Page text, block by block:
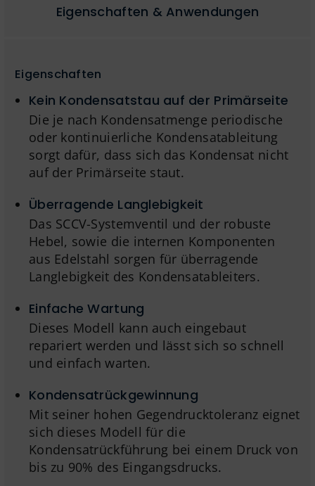
Eigenschaften & Anwendungen
Eigenschaften
Kein Kondensatstau auf der Primärseite
Die je nach Kondensatmenge periodische
oder kontinuierliche Kondensatableitung
sorgt dafür, dass sich das Kondensat nicht
auf der Primärseite staut.
Überragende Langlebigkeit
Das SCCV-Systemventil und der robuste
Hebel, sowie die internen Komponenten
aus Edelstahl sorgen für überragende
Langlebigkeit des Kondensatableiters.
Einfache Wartung
Dieses Modell kann auch eingebaut
repariert werden und lässt sich so schnell
und einfach warten.
Kondensatrückgewinnung
Mit seiner hohen Gegendrucktoleranz eignet
sich dieses Modell für die
Kondensatrückführung bei einem Druck von
bis zu 90% des Eingangsdrucks.